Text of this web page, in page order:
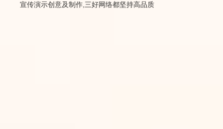
宣传演示创意及制作,三好网络都坚持高品质